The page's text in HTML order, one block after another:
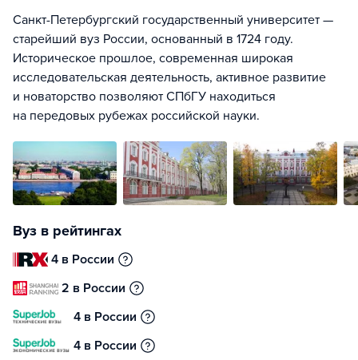
Санкт-Петербургский государственный университет —
старейший вуз России, основанный в 1724 году.
Историческое прошлое, современная широкая
исследовательская деятельность, активное развитие
и новаторство позволяют СПбГУ находиться
на передовых рубежах российской науки.
Вуз в рейтингах
4 в России
2 в России
4 в России
4 в России